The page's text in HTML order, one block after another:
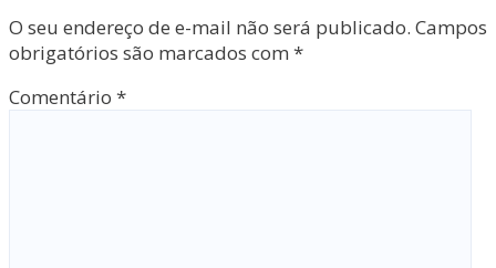
O seu endereço de e-mail não será publicado. Campos
obrigatórios são marcados com *
Comentário *